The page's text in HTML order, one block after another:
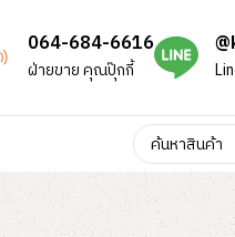
064-684-6616
ฝ่ายขาย คุณปุ๊กกี้